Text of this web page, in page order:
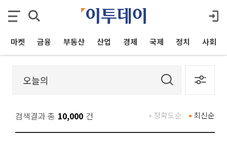
마켓 금융 부동산 산업 경제 국제 정치 사회
검색결과 총 10,000 건 최신순
정확도순